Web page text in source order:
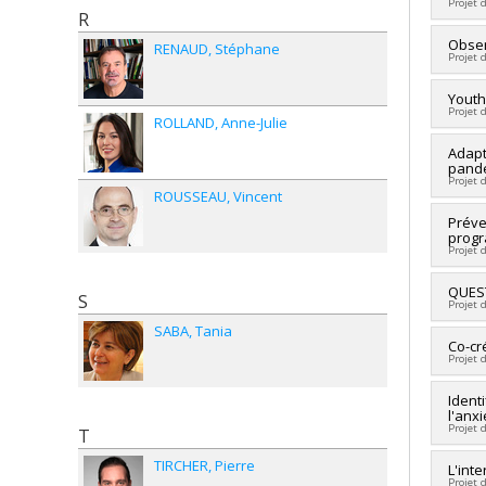
Co-
Lead
Projet
Lead
Co-
Projet
Lead
Co-
Projet
Lead
Co-
Projet
Lead
Co-
Projet
Lead
Co-
Co-
Projet
Projet
Projet
R
RENAUD Stéphane
ROLLAND Anne-Julie
ROUSSEAU Vincent
S
SABA Tania
T
TIRCHER Pierre